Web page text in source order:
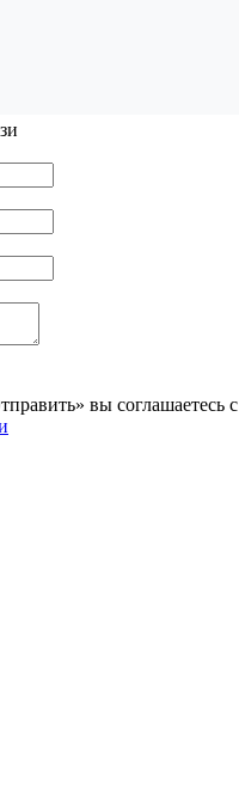
вы соглашаетесь с